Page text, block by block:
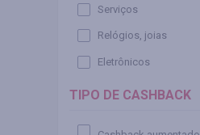
Serviços
Relógios, joias
Eletrônicos
TIPO DE CASHBACK